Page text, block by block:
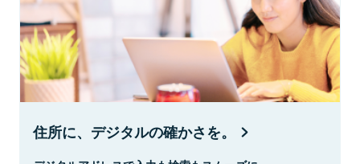
住所に、デジタルの確かさを。